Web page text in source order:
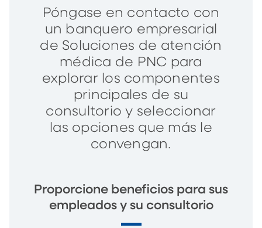
Póngase en contacto con
un banquero empresarial
de Soluciones de atención
médica de PNC para
explorar los componentes
principales de su
consultorio y seleccionar
las opciones que más le
convengan.
Proporcione beneficios para sus
empleados y su consultorio